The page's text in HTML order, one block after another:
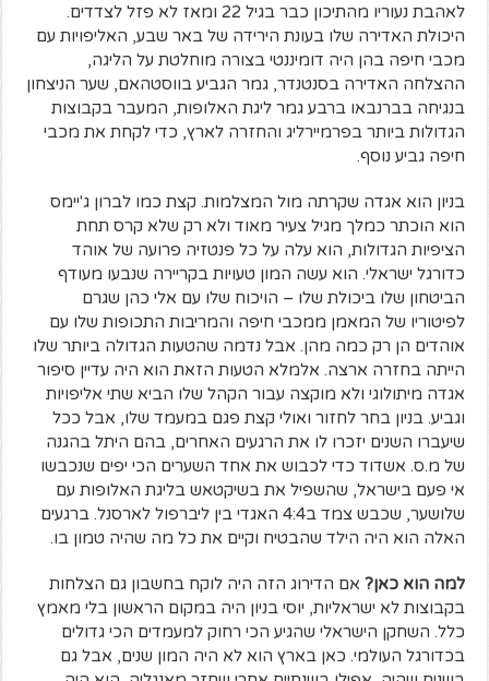
לאהבת נעוריו מהתיכון כבר בגיל 22 ומאז לא פזל לצדדים.
היכולת האדירה שלו בעונת הירידה של באר שבע, האליפויות עם
מכבי חיפה בהן היה דומיננטי בצורה מוחלטת על הליגה,
ההצלחה האדירה בסנטנדר, גמר הגביע בווסטהאם, שער הניצחון
בנגיחה בברנבאו ברבע גמר ליגת האלופות, המעבר בקבוצות
הגדולות ביותר בפרמיירליג והחזרה לארץ, כדי לקחת את מכבי
חיפה גביע נוסף.
בניון הוא אגדה שקרתה מול המצלמות. קצת כמו לברון ג'יימס
הוא הוכתר כמלך מגיל צעיר מאוד ולא רק שלא קרס תחת
הציפיות הגדולות, הוא עלה על כל פנטזיה פרועה של אוהד
כדורגל ישראלי. הוא עשה המון טעויות בקריירה שנבעו מעודף
הביטחון שלו ביכולת שלו – הויכוח שלו עם אלי כהן שגרם
לפיטוריו של המאמן ממכבי חיפה והמריבות התכופות שלו עם
אוהדים הן רק כמה מהן. אבל נדמה שהטעות הגדולה ביותר שלו
הייתה בחזרה ארצה. אלמלא הטעות הזאת הוא היה עדיין סיפור
אגדה מיתולוגי ולא מוקצה עבור הקהל שלו הביא שתי אליפויות
וגביע. בניון בחר לחזור ואולי קצת פגם במעמד שלו, אבל ככל
שיעברו השנים יזכרו לו את הרגעים האחרים, בהם היתל בהגנה
של מ.ס. אשדוד כדי לכבוש את אחד השערים הכי יפים שנכבשו
אי פעם בישראל, שהשפיל את בשיקטאש בליגת האלופות עם
שלושער, שכבש צמד ב4:4 האגדי בין ליברפול לארסנל. ברגעים
האלה הוא היה הילד שהבטיח וקיים את כל מה שהיה טמון בו.
למה הוא כאן? אם הדירוג הזה היה לוקח בחשבון גם הצלחות
בקבוצות לא ישראליות, יוסי בניון היה במקום הראשון בלי מאמץ
כלל. השחקן הישראלי שהגיע הכי רחוק למעמדים הכי גדולים
בכדורגל העולמי. כאן בארץ הוא לא היה המון שנים, אבל גם